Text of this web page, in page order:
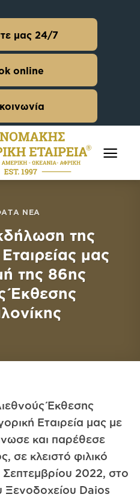
μας 24/7
online
ΝΈΑ
της
μας
της 86ης
Έκθεσης
Έκθεσης
Εταιρεία μας με
και παρέθεσε
σε κλειστό φιλικό
2022, στο
Ξενοδοχείου Daios